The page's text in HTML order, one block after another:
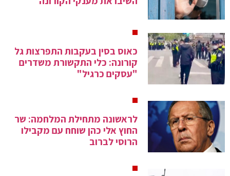
כאוס בסין בעקבות התפרצות גל
קורונה: כלי התקשורת משדרים
"עסקים כרגיל"
לראשונה מתחילת המלחמה: שר
החוץ אלי כהן שוחח עם מקבילו
הרוסי לברוב